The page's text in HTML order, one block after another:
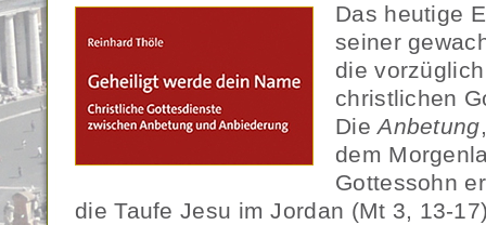
Das heutige
seiner
die
christlichen
DieAnbetung
dem
Gottessohn
die Taufe Jesu im Jordan (Mt 3, 13-